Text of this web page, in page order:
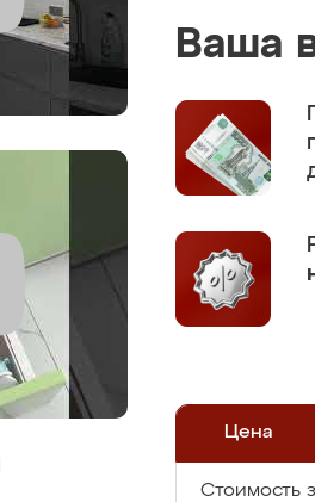
Ваша
Цена
Стоимость